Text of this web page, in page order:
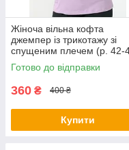
Жіноча вільна кофта
джемпер із трикотажу зі
спущеним плечем (р. 42-
1043194r
Готово до відправки
360 ₴ 400 ₴
Купити